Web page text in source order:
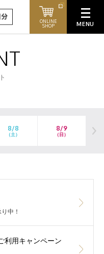
ONLINE
SHOP
8/8
（土）
8/9
（日）
中！
利用キャンペーン